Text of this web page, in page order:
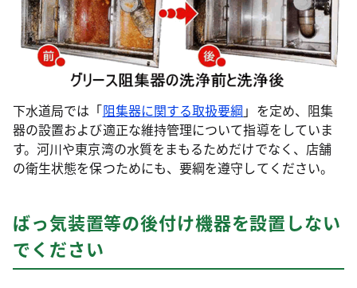
下水道局では「阻集器に関する取扱要綱 」を定め、阻集
器の設置および適正な維持管理について指導をしていま
す。河川や東京湾の水質をまもるためだけでなく、店舗
の衛生状態を保つためにも、要綱を遵守してください。
ばっ気装置等の後付け機器を設置しない
でください